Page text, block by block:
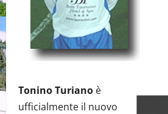
Tonino Turiano è
ufficialmente il nuovo